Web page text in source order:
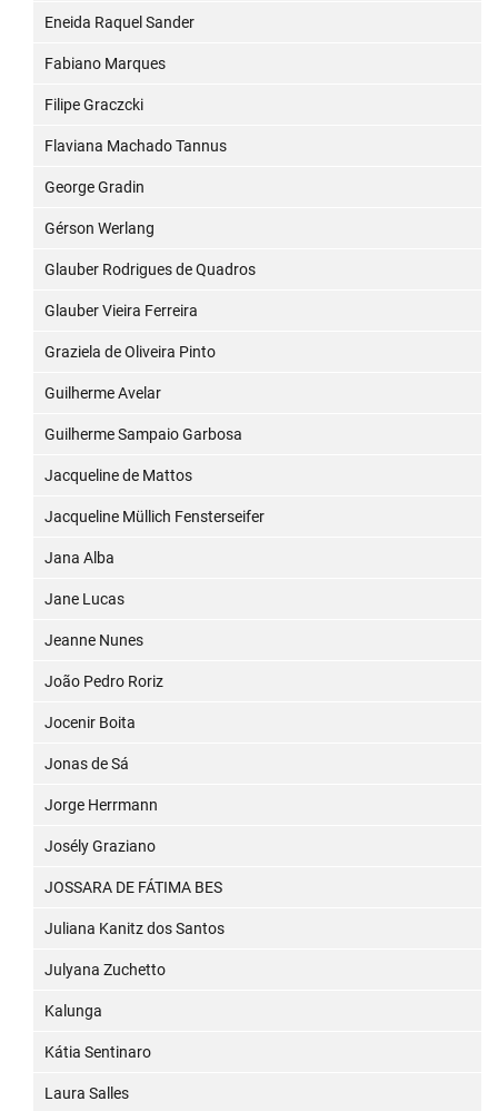
Eneida Raquel Sander
Fabiano Marques
Filipe Graczcki
Flaviana Machado Tannus
George Gradin
Gérson Werlang
Glauber Rodrigues de Quadros
Glauber Vieira Ferreira
Graziela de Oliveira Pinto
Guilherme Avelar
Guilherme Sampaio Garbosa
Jacqueline de Mattos
Jacqueline Müllich Fensterseifer
Jana Alba
Jane Lucas
Jeanne Nunes
João Pedro Roriz
Jocenir Boita
Jonas de Sá
Jorge Herrmann
Josély Graziano
JOSSARA DE FÁTIMA BES
Juliana Kanitz dos Santos
Julyana Zuchetto
Kalunga
Kátia Sentinaro
Laura Salles